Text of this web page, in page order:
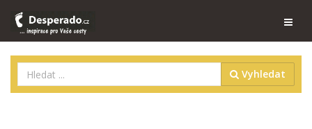
Vyhledat